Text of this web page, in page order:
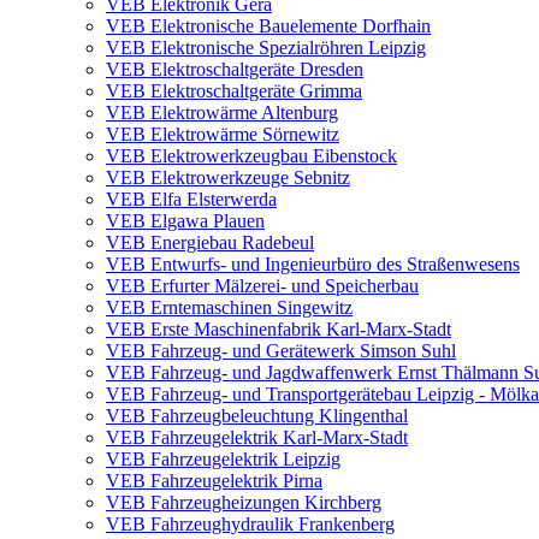
VEB Elektronik Gera
VEB Elektronische Bauelemente Dorfhain
VEB Elektronische Spezialröhren Leipzig
VEB Elektroschaltgeräte Dresden
VEB Elektroschaltgeräte Grimma
VEB Elektrowärme Altenburg
VEB Elektrowärme Sörnewitz
VEB Elektrowerkzeugbau Eibenstock
VEB Elektrowerkzeuge Sebnitz
VEB Elfa Elsterwerda
VEB Elgawa Plauen
VEB Energiebau Radebeul
VEB Entwurfs- und Ingenieurbüro des Straßenwesens
VEB Erfurter Mälzerei- und Speicherbau
VEB Erntemaschinen Singewitz
VEB Erste Maschinenfabrik Karl-Marx-Stadt
VEB Fahrzeug- und Gerätewerk Simson Suhl
VEB Fahrzeug- und Jagdwaffenwerk Ernst Thälmann
VEB Fahrzeug- und Transportgerätebau Leipzig -
VEB Fahrzeugbeleuchtung Klingenthal
VEB Fahrzeugelektrik Karl-Marx-Stadt
VEB Fahrzeugelektrik Leipzig
VEB Fahrzeugelektrik Pirna
VEB Fahrzeugheizungen Kirchberg
VEB Fahrzeughydraulik Frankenberg